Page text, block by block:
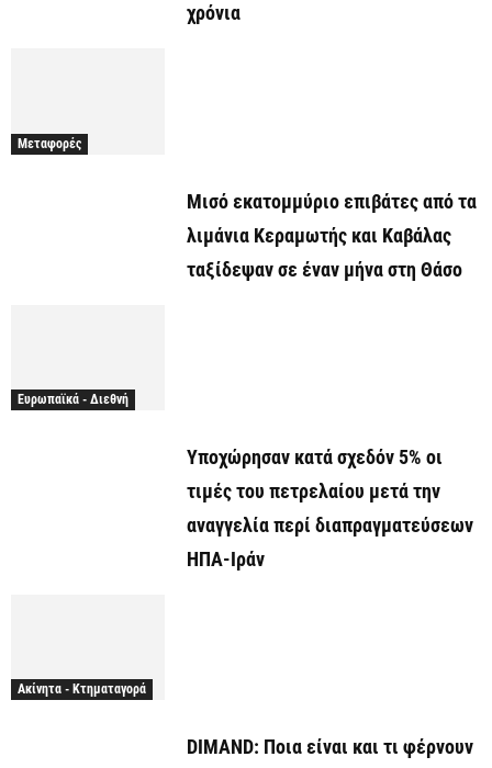
χρόνια
Μεταφορές
Μισό εκατομμύριο επιβάτες από τα
λιμάνια Κεραμωτής και Καβάλας
ταξίδεψαν σε έναν μήνα στη Θάσο
Ευρωπαϊκά - Διεθνή
Υποχώρησαν κατά σχεδόν 5% οι
τιμές του πετρελαίου μετά την
αναγγελία περί διαπραγματεύσεων
ΗΠΑ-Ιράν
Ακίνητα - Κτηματαγορά
DIMAND: Ποια είναι και τι φέρνουν